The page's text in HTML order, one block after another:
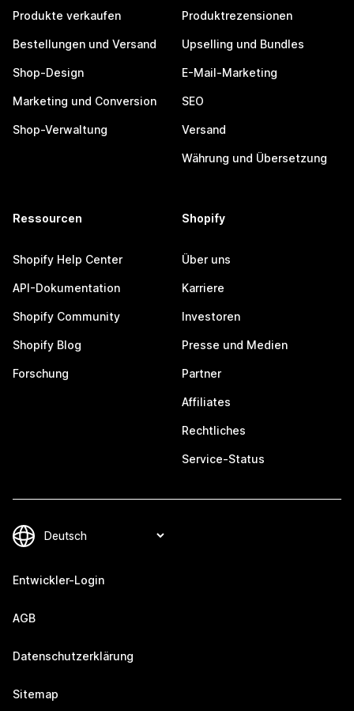
Produkte verkaufen
Bestellungen und Versand
Shop-Design
Marketing und Conversion
Shop-Verwaltung
Produktrezensionen
Upselling und Bundles
E-Mail-Marketing
SEO
Versand
Währung und Übersetzung
Ressourcen
Shopify Help Center
API-Dokumentation
Shopify Community
Shopify Blog
Forschung
Shopify
Über uns
Karriere
Investoren
Presse und Medien
Partner
Affiliates
Rechtliches
Service-Status
Entwickler-Login
AGB
Datenschutzerklärung
Sitemap